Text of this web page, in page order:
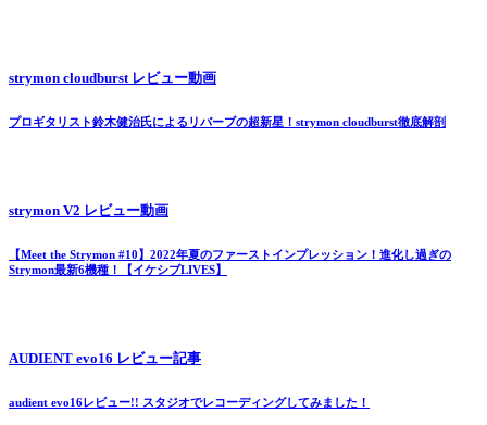
strymon cloudburst レビュー動画
プロギタリスト鈴木健治氏によるリバーブの超新星！strymon cloudburst徹底解剖
strymon V2 レビュー動画
【Meet the Strymon #10】2022年夏のファーストインプレッション！進化し過ぎの
Strymon最新6機種！【イケシブLIVES】
AUDIENT evo16 レビュー記事
audient evo16レビュー!! スタジオでレコーディングしてみました！